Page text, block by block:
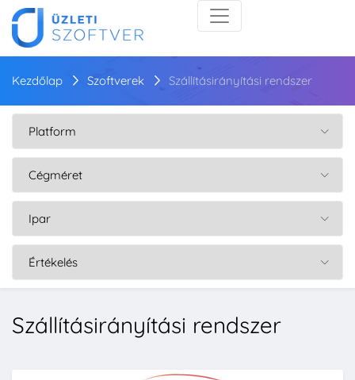
Kezdőlap Szoftverek Szállításirányítási rendszer
Szállításirányítási rendszer